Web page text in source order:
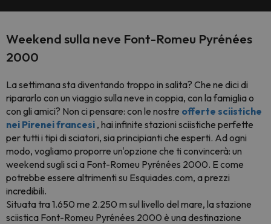
Weekend sulla neve Font-Romeu Pyrénées
2000
La settimana sta diventando troppo in salita? Che ne dici di
ripararlo con un viaggio sulla neve in coppia, con la famiglia o
con gli amici? Non ci pensare: con le nostre offerte sciistiche
nei Pirenei francesi , hai infinite stazioni sciistiche perfette
per tutti i tipi di sciatori, sia principianti che esperti. Ad ogni
modo, vogliamo proporre un'opzione che ti convincerà: un
weekend sugli sci a Font-Romeu Pyrénées 2000. E come
potrebbe essere altrimenti su Esquiades.com, a prezzi
incredibili.
Situata tra 1.650 me 2.250 m sul livello del mare, la stazione
sciistica Font-Romeu Pyrénées 2000 è una destinazione